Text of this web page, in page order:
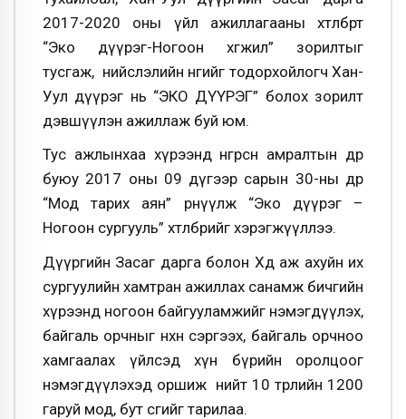
2017-2020 оны үйл ажиллагааны хөтөлбөртөө
“Эко дүүрэг-Ногоон хөгжил” зорилтыг
тусгаж, нийслэлийн өнгийг тодорхойлогч Хан-
Уул дүүрэг нь “ЭКО ДҮҮРЭГ” болох зорилт
дэвшүүлэн ажиллаж буй юм.
Тус ажлынхаа хүрээнд өнгөрсөн амралтын өдөр
буюу 2017 оны 09 дүгээр сарын 30-ны өдөр
“Мод тарих аян” өрнүүлж “Эко дүүрэг –
Ногоон сургууль” хөтөлбөрийг хэрэгжүүллээ.
Дүүргийн Засаг дарга болон Хөдөө аж ахуйн их
сургуулийн хамтран ажиллах санамж бичгийн
хүрээнд ногоон байгууламжийг нэмэгдүүлэх,
байгаль орчныг нөхөн сэргээх, байгаль орчноо
хамгаалах үйлсэд хүн бүрийн оролцоог
нэмэгдүүлэхэд оршиж нийт 10 төрлийн 1200
гаруй мод, бут сөөгийг тарилаа.